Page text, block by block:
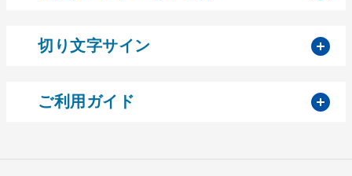
切り文字サイン
ご利用ガイド